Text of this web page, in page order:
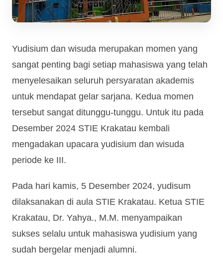
Yudisium dan wisuda merupakan momen yang
sangat penting bagi setiap mahasiswa yang telah
menyelesaikan seluruh persyaratan akademis
untuk mendapat gelar sarjana. Kedua momen
tersebut sangat ditunggu-tunggu. Untuk itu pada
Desember 2024 STIE Krakatau kembali
mengadakan upacara yudisium dan wisuda
periode ke III.
Pada hari kamis, 5 Desember 2024, yudisum
dilaksanakan di aula STIE Krakatau. Ketua STIE
Krakatau, Dr. Yahya., M.M. menyampaikan
sukses selalu untuk mahasiswa yudisium yang
sudah bergelar menjadi alumni.